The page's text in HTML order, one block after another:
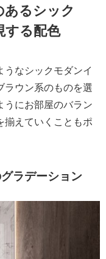
あるシック
する配色
うなシックモダンイ
ラウン系のものを選
うにお部屋のバラン
揃えていくこともポ
ラデーション